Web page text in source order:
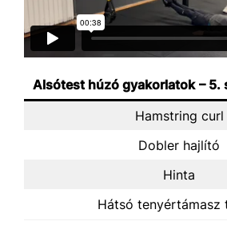
Alsótest húzó gyakorlatok – 5.
Hamstring curl
Dobler hajlító
Hinta
Hátsó tenyértámasz